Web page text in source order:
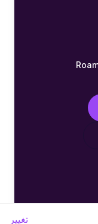
تغيير